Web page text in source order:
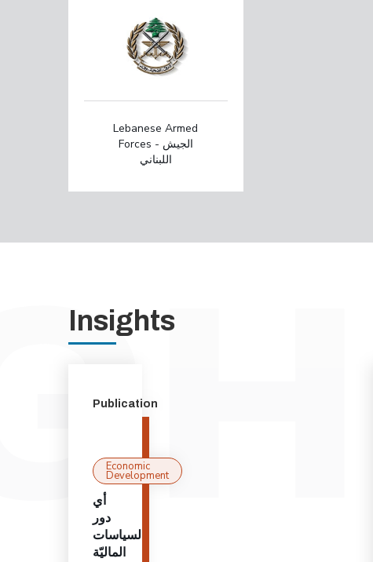
Lebanese Armed
Forces - الجيش
اللبناني
Insights
Publication
Economic
Development
أي
دور
لسياسات
الماليّة